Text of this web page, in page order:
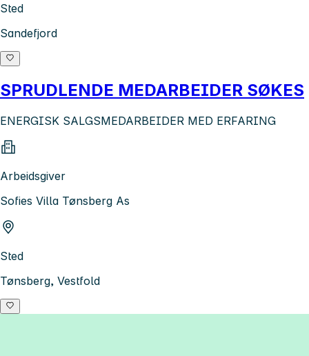
Sted
Sandefjord
SPRUDLENDE MEDARBEIDER SØKES
ENERGISK SALGSMEDARBEIDER MED ERFARING
Arbeidsgiver
Sofies Villa Tønsberg As
Sted
Tønsberg, Vestfold